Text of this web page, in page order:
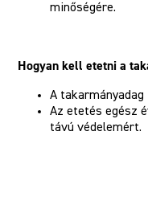
minőségére.
Hogyan kell etetni a
A
Az etetés egész
távú védelemért.